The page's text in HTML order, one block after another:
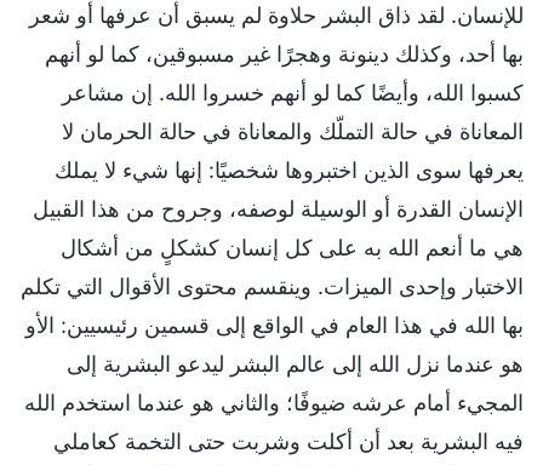
للإنسان. لقد ذاق البشر حلاوة لم يسبق أن عرفها أو شعر
بها أحد، وكذلك دينونة وهجرًا غير مسبوقين، كما لو أنهم
كسبوا الله، وأيضًا كما لو أنهم خسروا الله. إن مشاعر
المعاناة في حالة التملّك والمعاناة في حالة الحرمان لا
يعرفها سوى الذين اختبروها شخصيًا: إنها شيء لا يملك
الإنسان القدرة أو الوسيلة لوصفه، وجروح من هذا القبيل
هي ما أنعم الله به على كل إنسان كشكلٍ من أشكال
الاختبار وإحدى الميزات. وينقسم محتوى الأقوال التي تكلم
بها الله في هذا العام في الواقع إلى قسمين رئيسيين: الأو
هو عندما نزل الله إلى عالم البشر ليدعو البشرية إلى
المجيء أمام عرشه ضيوفًا؛ والثاني هو عندما استخدم الله
فيه البشرية بعد أن أكلت وشربت حتى التخمة كعاملي